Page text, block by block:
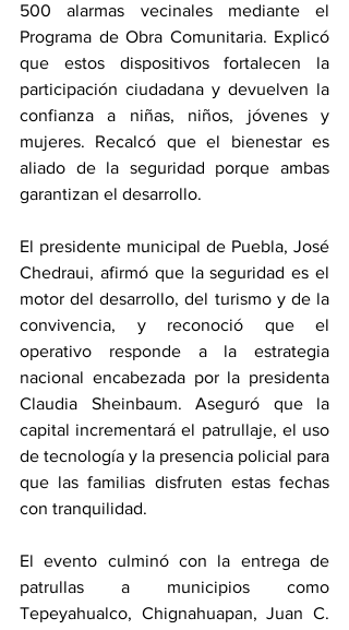
500 alarmas vecinales mediante el
Programa de Obra Comunitaria. Explicó
que estos dispositivos fortalecen la
participación ciudadana y devuelven la
confianza a niñas, niños, jóvenes y
mujeres. Recalcó que el bienestar es
aliado de la seguridad porque ambas
garantizan el desarrollo.
El presidente municipal de Puebla, José
Chedraui, afirmó que la seguridad es el
motor del desarrollo, del turismo y de la
convivencia, y reconoció que el
operativo responde a la estrategia
nacional encabezada por la presidenta
Claudia Sheinbaum. Aseguró que la
capital incrementará el patrullaje, el uso
de tecnología y la presencia policial para
que las familias disfruten estas fechas
con tranquilidad.
El evento culminó con la entrega de
patrullas a municipios como
Tepeyahualco, Chignahuapan, Juan C.